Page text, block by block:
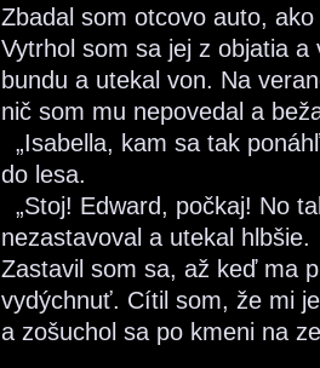
Zbadal som otcovo auto,
Vytrhol som sa jej z objatia
bundu a utekal von. Na
nič som mu nepovedal a
„Isabella, kam sa tak
do lesa.
„Stoj! Edward, počkaj! No
nezastavoval a utekal hlbšie.
Zastavil som sa, až keď ma
vydýchnuť. Cítil som, že mi
a zošuchol sa po kmeni na